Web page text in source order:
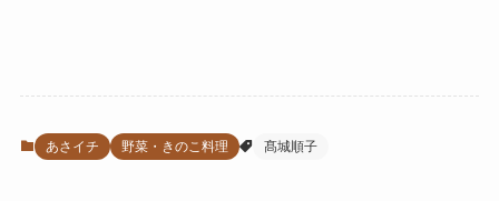
あさイチ 野菜・きのこ料理 髙城順子